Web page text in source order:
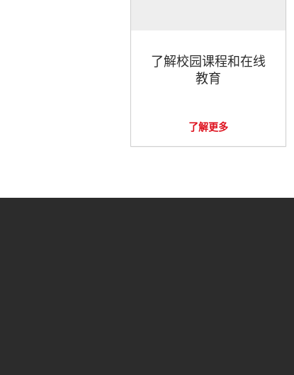
了解校园课程和在线
教育
了解更多